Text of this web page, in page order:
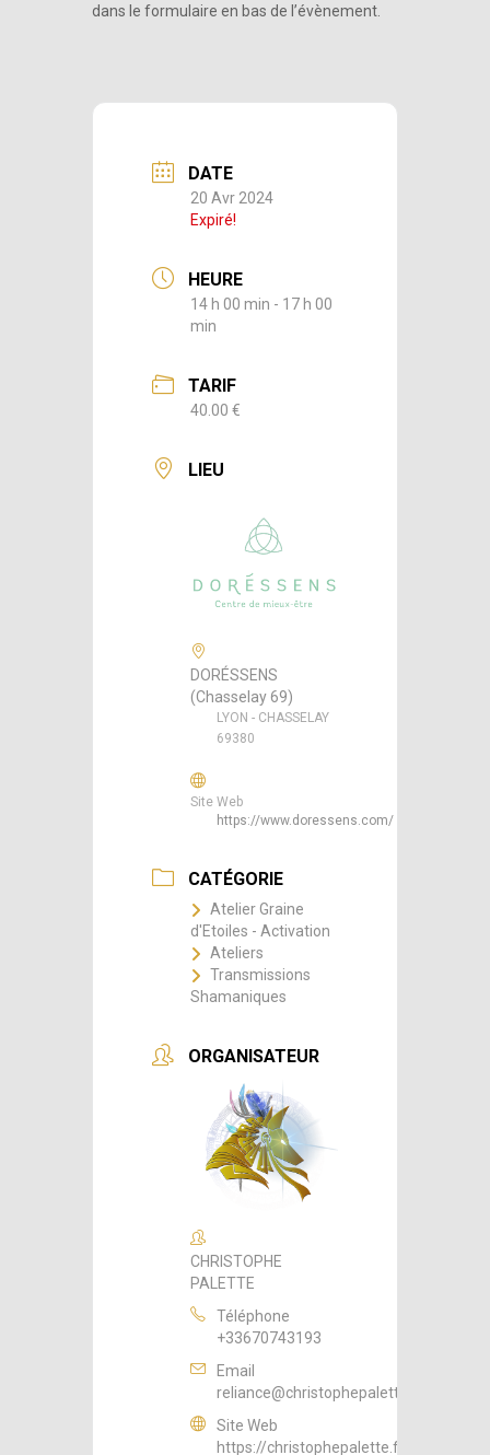
dans le formulaire en bas de l’évènement.
DATE
20 Avr 2024
Expiré!
HEURE
14 h 00 min - 17 h 00
min
TARIF
40.00 €
LIEU
DORÉSSENS
(Chasselay 69)
LYON - CHASSELAY
69380
Site Web
https://www.doressens.com/
CATÉGORIE
Atelier Graine
d'Etoiles - Activation
Ateliers
Transmissions
Shamaniques
ORGANISATEUR
CHRISTOPHE
PALETTE
Téléphone
+33670743193
Email
reliance@christophepalette.fr
Site Web
https://christophepalette.fr